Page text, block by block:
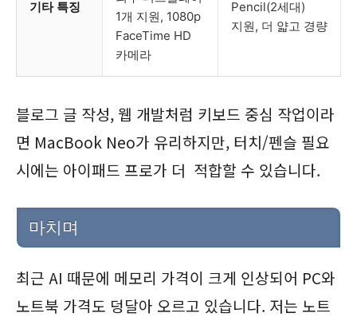
기타 특징
1개 지원, 1080p
FaceTime HD
카메라
Pencil(2세대)
지원, 더 얇고 경량
블로그 글 작성, 웹 개발처럼 키보드 중심 작업이라
면 MacBook Neo가 유리하지만, 터치/펜슬 필요
시에는 아이패드 프로가 더 적합할 수 있습니다.
마치며
최근 AI 때문에 메모리 가격이 크게 인상되어 PC와
노트북 가격도 덩달아 오르고 있습니다. 저는 노트